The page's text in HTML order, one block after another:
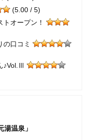
(5.00 / 5)
オープン！
口コミ
♪Vol.Ⅲ
温泉」